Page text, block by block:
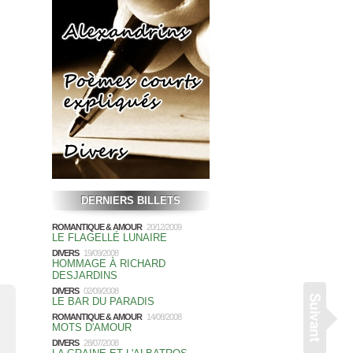
DERNIERS BILLETS
ROMANTIQUE & AMOUR20/12/2009
LE FLAGELLÉ LUNAIRE
DIVERS19/09/2008
HOMMAGE À RICHARD
DESJARDINS
DIVERS02/09/2008
LE BAR DU PARADIS
ROMANTIQUE & AMOUR14/08/2008
MOTS D'AMOUR
DIVERS28/07/2008